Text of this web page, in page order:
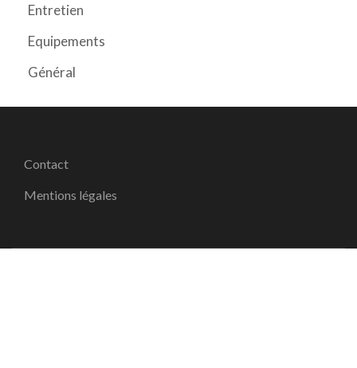
Entretien
Equipements
Général
Contact
Mentions légales